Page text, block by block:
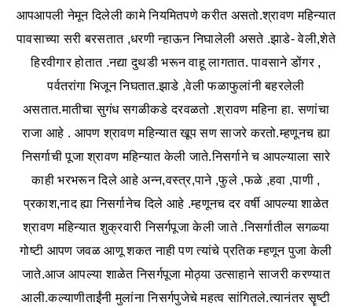
आपआपली नेमून दिलेली कामे नियमितपणे करीत असतो.श्रावण महिन्यात
पावसाच्या सरी बरसतात ,धरणी न्हाऊन निघालेली असते .झाडे- वेली,शेते
हिरवीगार होतात .नद्या दुथडी भरून वाहू लागतात. पावसाने डोंगर ,
पर्वतरांगा भिजून निघतात.झाडे ,वेली फळाफुलांनी बहरलेली
असतात.मातीचा सुगंध सगळीकडे दरवळतो .श्रावण महिना हा. सणांचा
राजा आहे . आपण श्रावण महिन्यात खूप सण साजरे करतो.म्हणूनच ह्या
निसर्गाची पूजा श्रावण महिन्यात केली जाते.निसर्गाने च आपल्याला सारे
काही भरभरून दिले आहे अन्न,वस्त्र,पाने ,फुले ,फळे ,हवा ,पाणी ,
प्रकाश,नाद ह्या निसर्गानेच दिले आहे .म्हणूनच दर वर्षी आपल्या शाळेत
श्रावण महिन्यात शुक्रवारी निसर्गपूजा केली जाते .निसर्गातील सगळ्या
गोष्टी आपण जवळ आणू शकत नाही पण त्यांचे प्रतिक म्हणून पुजा केली
जाते.आज आपल्या शाळेत निसर्गपूजा मोठ्या उत्साहाने साजरी करण्यात
आली.कल्याणीताईंनी मुलांना निसर्गपुजेचे महत्व सांगितले.त्यानंतर सॄष्टी